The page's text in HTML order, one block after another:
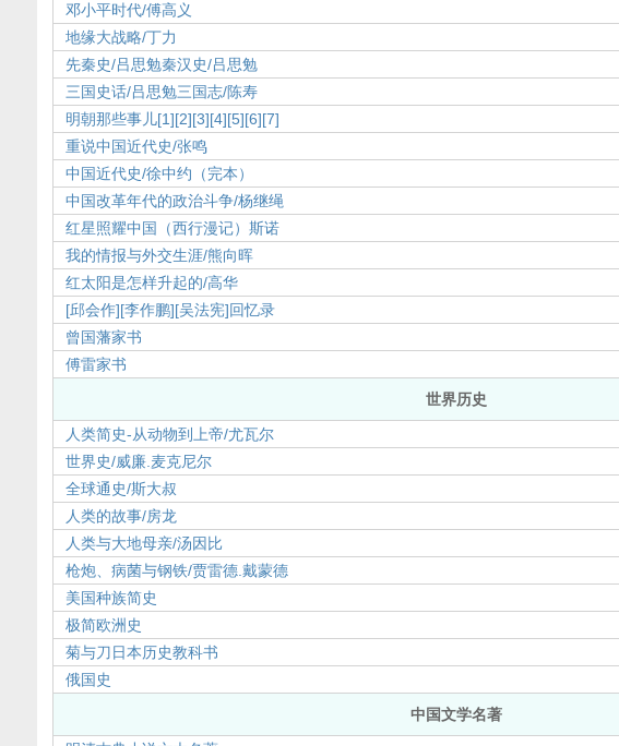
邓小平时代/傅高义
地缘大战略/丁力
先秦史/吕思勉秦汉史/吕思勉
三国史话/吕思勉三国志/陈寿
明朝那些事儿[1][2][3][4][5][6][7]
重说中国近代史/张鸣
中国近代史/徐中约（完本）
中国改革年代的政治斗争/杨继绳
红星照耀中国（西行漫记）斯诺
我的情报与外交生涯/熊向晖
红太阳是怎样升起的/高华
[邱会作][李作鹏][吴法宪]回忆录
曾国藩家书
傅雷家书
世界历史
人类简史-从动物到上帝/尤瓦尔
世界史/威廉.麦克尼尔
全球通史/斯大叔
人类的故事/房龙
人类与大地母亲/汤因比
枪炮、病菌与钢铁/贾雷德.戴蒙德
美国种族简史
极简欧洲史
菊与刀日本历史教科书
俄国史
中国文学名著